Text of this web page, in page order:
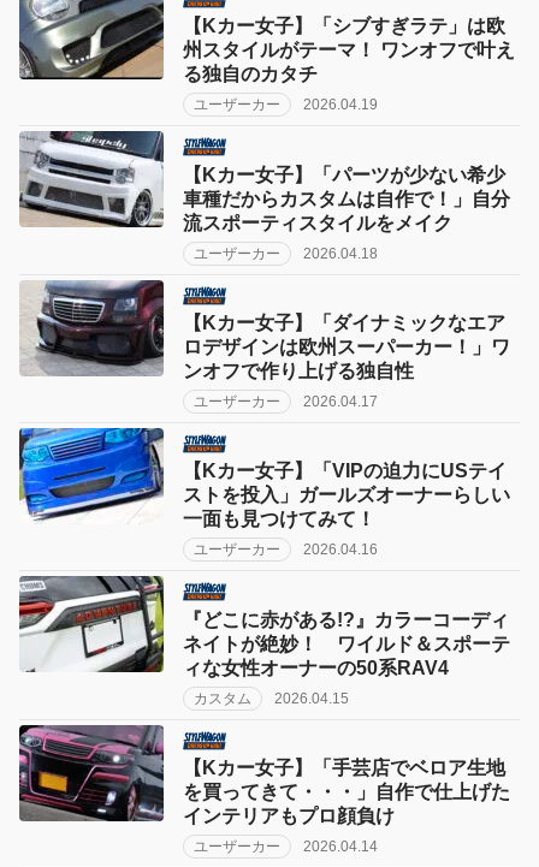
【Kカー女子】「シブすぎラテ」は欧
州スタイルがテーマ！ ワンオフで叶え
る独自のカタチ
ユーザーカー 2026.04.19
【Kカー女子】「パーツが少ない希少
車種だからカスタムは自作で！」自分
流スポーティスタイルをメイク
ユーザーカー 2026.04.18
【Kカー女子】「ダイナミックなエア
ロデザインは欧州スーパーカー！」ワ
ンオフで作り上げる独自性
ユーザーカー 2026.04.17
【Kカー女子】「VIPの迫力にUSテイ
ストを投入」ガールズオーナーらしい
一面も見つけてみて！
ユーザーカー 2026.04.16
『どこに赤がある!?』カラーコーディ
ネイトが絶妙！ ワイルド＆スポーテ
ィな女性オーナーの50系RAV4
カスタム 2026.04.15
【Kカー女子】「手芸店でベロア生地
を買ってきて・・・」自作で仕上げた
インテリアもプロ顔負け
ユーザーカー 2026.04.14